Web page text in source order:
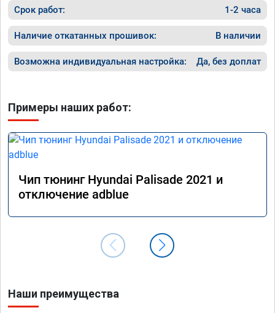
В
пути!
Срок работ: 1-2 часа
Наличие откатанных прошивок: В наличии
Возможна индивидуальная настройка: Да, без доплат
Примеры наших работ:
Чип тюнинг Hyundai Palisade 2021 и
отключение adblue
Наши преимущества